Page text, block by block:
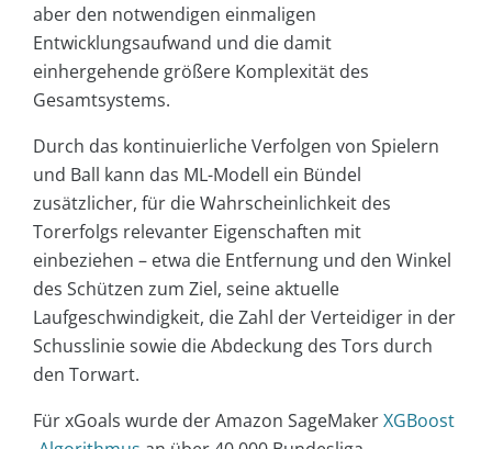
aber den notwendigen einmaligen
Entwicklungsaufwand und die damit
einhergehende größere Komplexität des
Gesamtsystems.
Durch das kontinuierliche Verfolgen von Spielern
und Ball kann das ML-Modell ein Bündel
zusätzlicher, für die Wahrscheinlichkeit des
Torerfolgs relevanter Eigenschaften mit
einbeziehen – etwa die Entfernung und den Winkel
des Schützen zum Ziel, seine aktuelle
Laufgeschwindigkeit, die Zahl der Verteidiger in der
Schusslinie sowie die Abdeckung des Tors durch
den Torwart.
Für xGoals wurde der Amazon SageMakerXGBoost